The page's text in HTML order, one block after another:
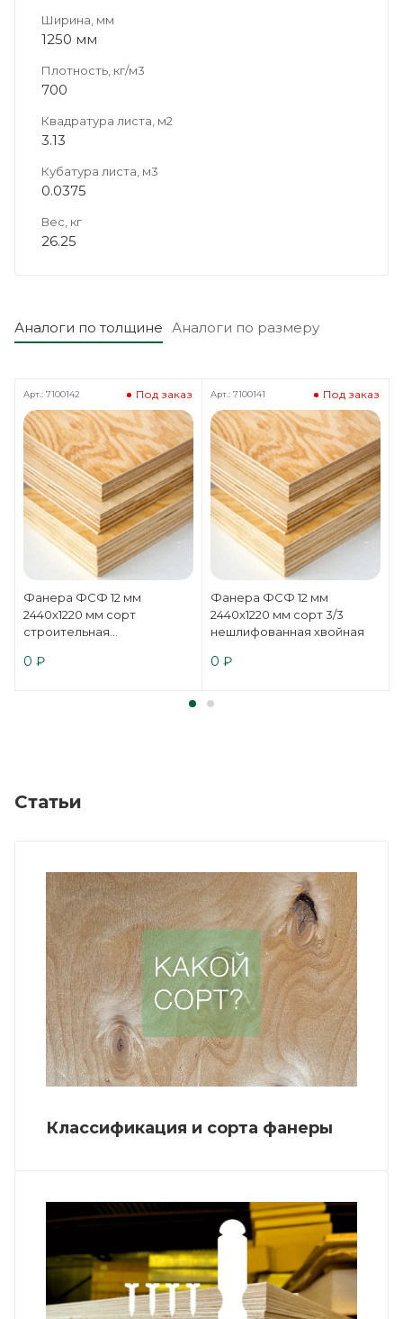
Ширина, мм
1250 мм
Плотность, кг/м3
700
Квадратура листа, м2
3.13
Кубатура листа, м3
0.0375
Вес, кг
26.25
Аналоги по толщине Аналоги по размеру
Фанера ФСФ 12 мм
2440х1220 мм сорт
строительная
Под заказ
Арт.: 7100142
0 ₽
Фанера ФСФ 12 мм
2440х1220 мм сорт 3/3
нешлифованная хвойная
Под заказ
Арт.: 7100141
0 ₽
Статьи
Классификация и сорта фанеры